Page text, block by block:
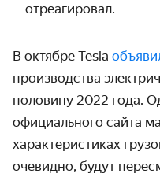
отреагировал.
В октябре Tesla
производства
половину 2022 года.
официального сайта
характеристиках
очевидно, будут